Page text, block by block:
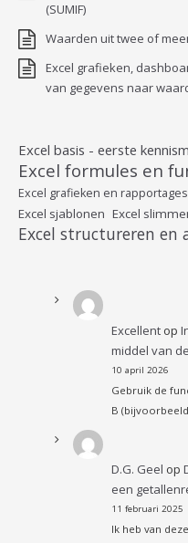
(SUMIF)
Waarden uit twee of
Excel grafieken,
van gegevens naar
Excel basis - eerste
Excel formules en
Excel grafieken en rapportages
Excel sjablonen Excel
Excel structureren en
Excellent op
middel van
10 april 2026
Gebruik de
B
D.G. Geel op
een
11 februari 2025
Ik heb van